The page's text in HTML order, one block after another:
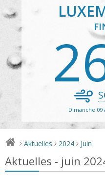
Dimanche 09
> Aktuelles > 2024 > Juin
Aktuelles - juin